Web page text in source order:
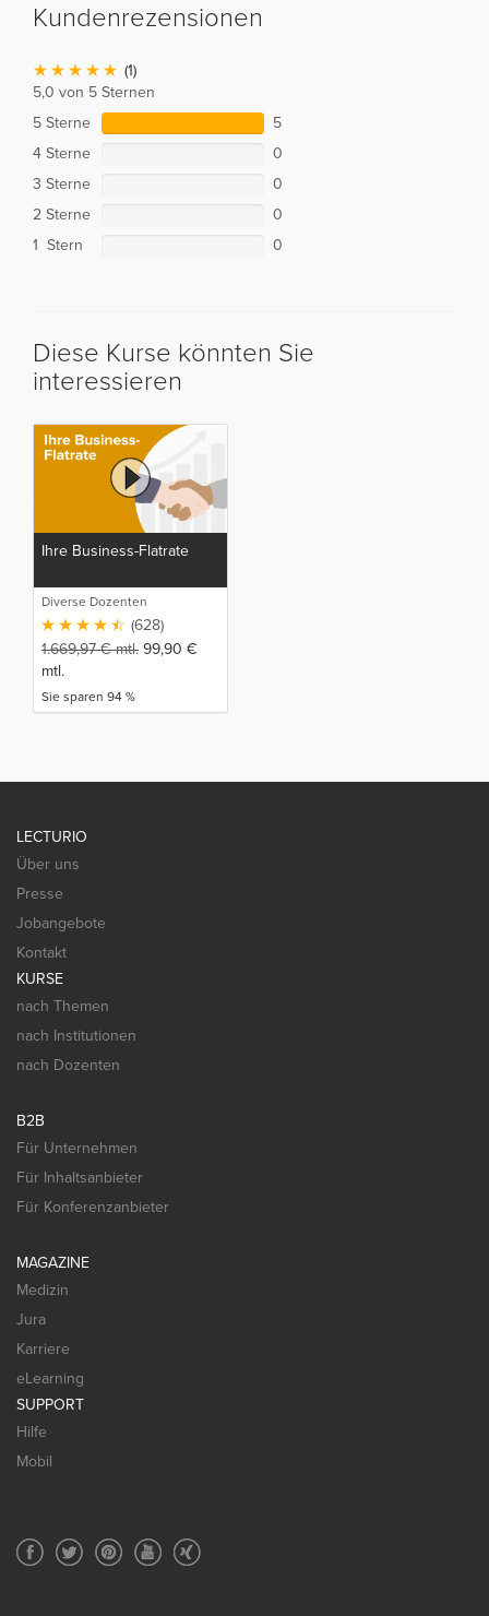
Kundenrezensionen
(1)
5,0 von 5 Sternen
5 Sterne
5
4 Sterne
0
3 Sterne
0
2 Sterne
0
1 Stern
0
Diese Kurse könnten Sie
interessieren
Ihre Business-Flatrate
Diverse Dozenten
(628)
1.669,97€mtl. 99,90 €
mtl.
Sie sparen 94 %
LECTURIO
Über uns
Presse
Jobangebote
Kontakt
KURSE
nach Themen
nach Institutionen
nach Dozenten
B2B
Für Unternehmen
Für Inhaltsanbieter
Für Konferenzanbieter
MAGAZINE
Medizin
Jura
Karriere
eLearning
SUPPORT
Hilfe
Mobil